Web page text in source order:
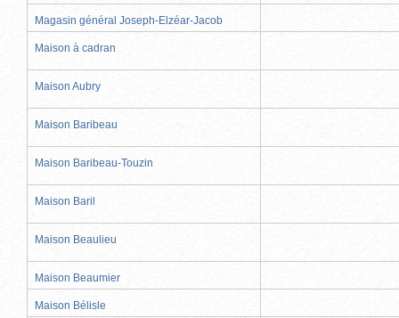
Magasin général Joseph-Elzéar-Jacob
Maison à cadran
Maison Aubry
Maison Baribeau
Maison Baribeau-Touzin
Maison Baril
Maison Beaulieu
Maison Beaumier
Maison Bélisle